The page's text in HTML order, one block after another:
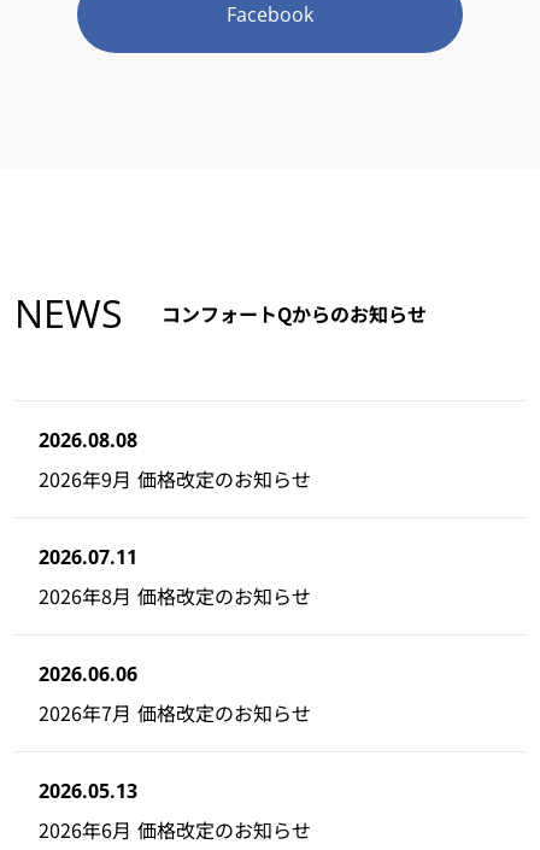
Facebook
NEWS コンフォートQからのお知らせ
2026.08.08
2026年9月 価格改定のお知らせ
2026.07.11
2026年8月 価格改定のお知らせ
2026.06.06
2026年7月 価格改定のお知らせ
2026.05.13
2026年6月 価格改定のお知らせ